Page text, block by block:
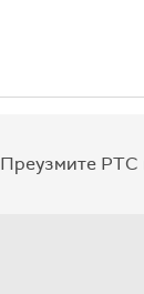
Преузмите РТС